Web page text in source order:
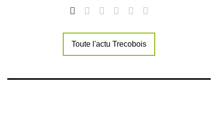
Toute l'actu Trecobois